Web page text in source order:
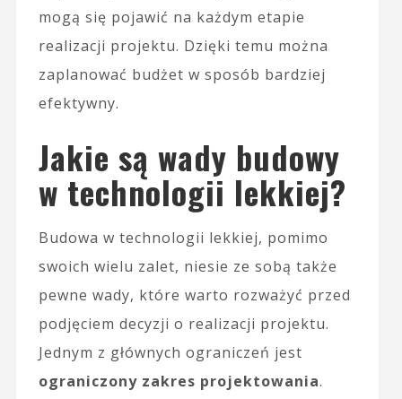
mogą się pojawić na każdym etapie
realizacji projektu. Dzięki temu można
zaplanować budżet w sposób bardziej
efektywny.
Jakie są wady budowy
w technologii lekkiej?
Budowa w technologii lekkiej, pomimo
swoich wielu zalet, niesie ze sobą także
pewne wady, które warto rozważyć przed
podjęciem decyzji o realizacji projektu.
Jednym z głównych ograniczeń jest
ograniczony zakres projektowania.